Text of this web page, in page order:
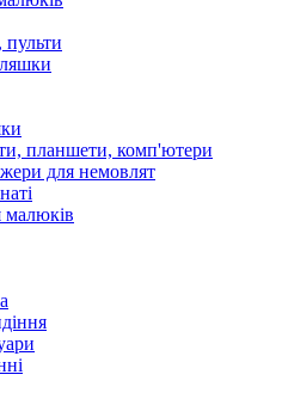
планшети, комп'ютери
для немовлят
малюків